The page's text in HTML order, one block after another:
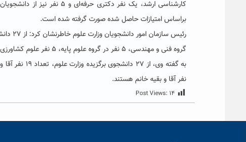
کارشناسی ارشد، یک نفر
براساس امتیازات حاصل شده صورت گرفته شده است.
گروه فنی و مهندسی، ۵ نفر در گروه علوم پایه، ۵ نفر علوم کشاورزی و سه نفر هنر تقدیر خواهند شد.
نفر آقا و بقیه خانم هستند.
Post Views: ۱۴